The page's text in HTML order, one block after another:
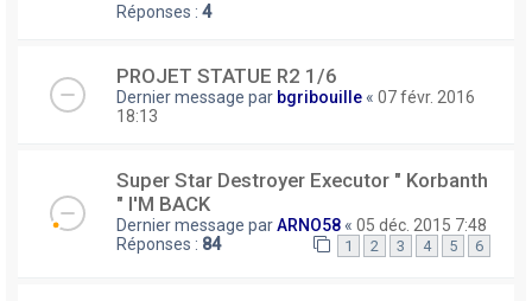
Réponses : 4
PROJET STATUE R2 1/6
Dernier message par bgribouille « 07 févr. 2016
18:13
Super Star Destroyer Executor " Korbanth
" I'M BACK
Dernier message parARNO58 « 05 déc. 2015 7:48
Réponses : 84 1 2 3 4 5 6